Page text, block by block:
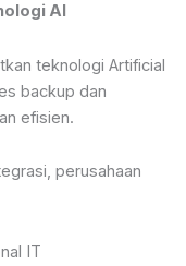
AI
teknologi Artificial
backup dan
efisien.
perusahaan
IT